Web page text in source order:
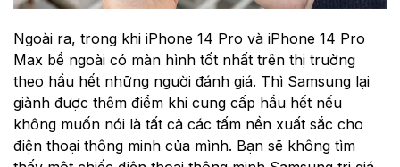
Ngoài ra, trong khi iPhone 14 Pro và iPhone 14 Pro
Max bề ngoài có màn hình tốt nhất trên thị trường
theo hầu hết những người đánh giá. Thì Samsung lại
giành được thêm điểm khi cung cấp hầu hết nếu
không muốn nói là tất cả các tấm nền xuất sắc cho
điện thoại thông minh của mình. Bạn sẽ không tìm